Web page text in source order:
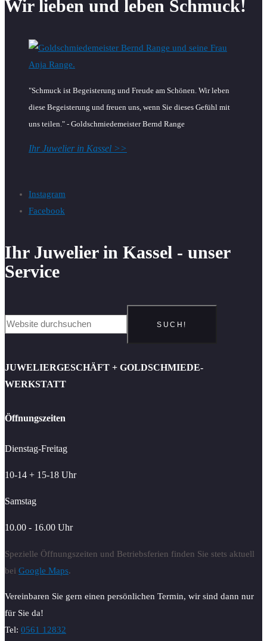
Wir lieben und leben Schmuck!
"Schmuck ist Begeisterung und Freude am Schönen. Wir leben
diese Begeisterung und freuen uns, wenn Sie dieses Gefühl mit
uns teilen." - Goldschmiedemeister Bernd Range
Ihr Juwelier in Kassel >>
Instagram
Facebook
Ihr Juwelier in Kassel - unser
Service
SUCH!
JUWELIERGESCHÄFT + GOLDSCHMIEDE-
WERKSTATT
Öffnungszeiten
Dienstag-Freitag
10-14 + 15-18 Uhr
Samstag
10.00 - 16.00 Uhr
Spezielle Öffnungszeiten und Betriebsferien finden Sie stets aktuell
bei Google Maps.
Vereinbaren Sie gern einen persönlichen Termin, wir sind dann nur
für Sie da!
Tel: 0561 12832